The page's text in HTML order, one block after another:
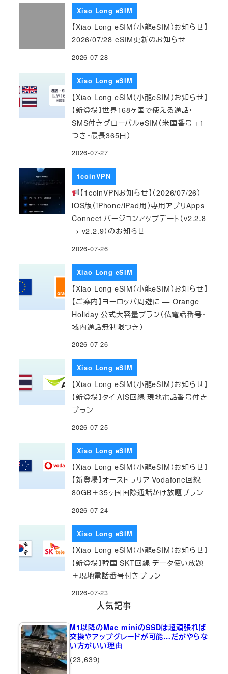
Xiao Long eSIM
【Xiao Long eSIM（小龍eSIM）お知らせ】
2026/07/28 eSIM更新のお知らせ
2026-07-28
Xiao Long eSIM
【Xiao Long eSIM（小龍eSIM）お知らせ】
【新登場】世界168ヶ国で使える通話・
SMS付きグローバルeSIM（米国番号 +1
つき・最長365日）
2026-07-27
1coinVPN
【1coinVPNお知らせ】（2026/07/26）
iOS版（iPhone/iPad用）専用アプリApps
Connect バージョンアップデート（v2.2.8
→ v2.2.9）のお知らせ
2026-07-26
Xiao Long eSIM
【Xiao Long eSIM（小龍eSIM）お知らせ】
【ご案内】ヨーロッパ周遊に — Orange
Holiday 公式大容量プラン（仏電話番号・
域内通話無制限つき）
2026-07-26
Xiao Long eSIM
【Xiao Long eSIM（小龍eSIM）お知らせ】
【新登場】タイ AIS回線 現地電話番号付き
プラン
2026-07-25
Xiao Long eSIM
【Xiao Long eSIM（小龍eSIM）お知らせ】
【新登場】オーストラリア Vodafone回線
80GB＋35ヶ国国際通話かけ放題プラン
2026-07-24
Xiao Long eSIM
【Xiao Long eSIM（小龍eSIM）お知らせ】
【新登場】韓国 SKT回線 データ使い放題
＋現地電話番号付きプラン
2026-07-23
人気記事
M1以降のMac miniのSSDは超頑張れば
交換やアップグレードが可能…だがやらな
い方がいい理由
(23,639)